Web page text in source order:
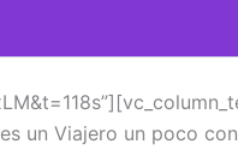
un Viajero un poco